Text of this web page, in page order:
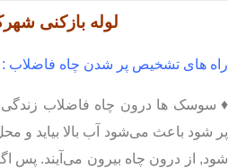
لوله بازکنی
راه های تشخیص پر شدن چاه فاضلاب :
♦ سوسک ها درون چاه فاضلاب زندگی
پر شود باعث می‌شود آب بالا بیاید و
شود, از درون چاه بیرون می‌آیند. پس